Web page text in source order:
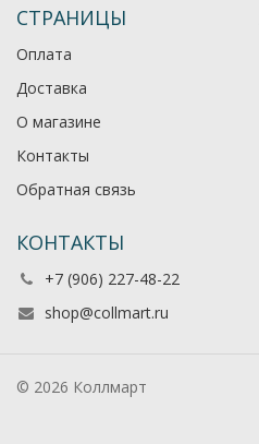
СТРАНИЦЫ
Оплата
Доставка
О магазине
Контакты
Обратная связь
КОНТАКТЫ
+7 (906) 227-48-22
shop@collmart.ru
© 2026 Коллмарт